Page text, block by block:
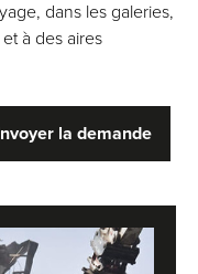
dans les galeries,
à des aires
la demande